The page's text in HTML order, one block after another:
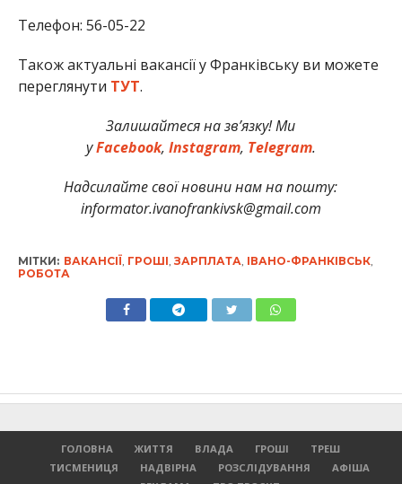
Телефон: 56-05-22
Також актуальні вакансії у Франківську ви можете
переглянути ТУТ.
Залишайтеся на зв’язку! Ми
уFacebook, Instagram, Telegram.
Надсилайте свої новини нам на пошту:
informator.ivanofrankivsk@gmail.com
МІТКИ: ВАКАНСІЇ, ГРОШІ ЗАРПЛАТА ІВАНО-ФРАНКІВСЬК,
РОБОТА
ГОЛОВНА ЖИТТЯ ВЛАДА ГРОШІ
ТРЕШ
ТИСМЕНИЦЯ
НАДВІРНА РОЗСЛІДУВАННЯ
АФІША